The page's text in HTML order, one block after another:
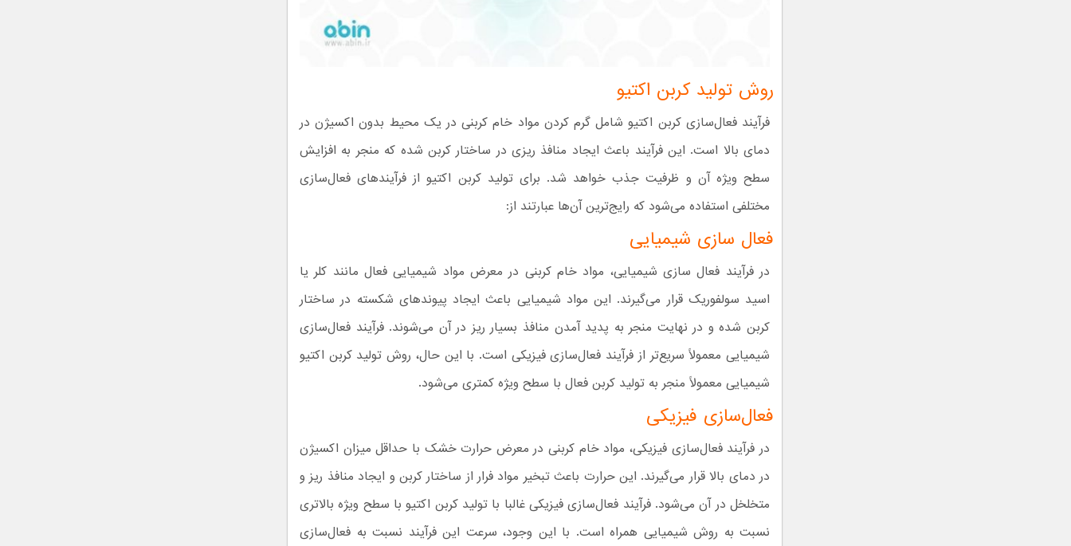
روش تولید کربن اکتیو
فرآیند فعال‌سازی کربن اکتیو شامل گرم کردن مواد خام کربنی در یک محیط بدون اکسیژن در
دمای بالا است. این فرآیند باعث ایجاد منافذ ریزی در ساختار کربن شده که منجر به افزایش
سطح ویژه آن و ظرفیت جذب خواهد شد. برای تولید کربن اکتیو از فرآیندهای فعال‌سازی
مختلفی استفاده می‌شود که رایج‌ترین آن‌ها عبارتند از:
فعال سازی شیمیایی
در فرآیند فعال سازی شیمیایی، مواد خام کربنی در معرض مواد شیمیایی فعال مانند کلر یا
اسید سولفوریک قرار می‌گیرند. این مواد شیمیایی باعث ایجاد پیوندهای شکسته در ساختار
کربن شده و در نهایت منجر به پدید آمدن منافذ بسیار ریز در آن می‌شوند. فرآیند فعال‌سازی
شیمیایی معمولاً سریع‌تر از فرآیند فعال‌سازی فیزیکی است. با این حال، روش تولید کربن اکتیو
شیمیایی معمولاً منجر به تولید کربن فعال با سطح ویژه کمتری می‌شود.
فعال‌سازی فیزیکی
در فرآیند فعال‌سازی فیزیکی، مواد خام کربنی در معرض حرارت خشک با حداقل میزان اکسیژن
در دمای بالا قرار می‌گیرند. این حرارت باعث تبخیر مواد فرار از ساختار کربن و ایجاد منافذ ریز و
متخلخل در آن می‌شود. فرآیند فعال‌سازی فیزیکی غالبا با تولید کربن اکتیو با سطح ویژه بالاتری
نسبت به روش شیمیایی همراه است. با این وجود، سرعت این فرآیند نسبت به فعال‌سازی